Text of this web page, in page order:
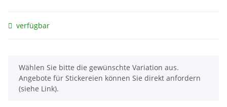
verfügbar
x
Wählen Sie bitte die gewünschte Variation aus.
Angebote für Stickereien können Sie direkt anfordern
(siehe Link).